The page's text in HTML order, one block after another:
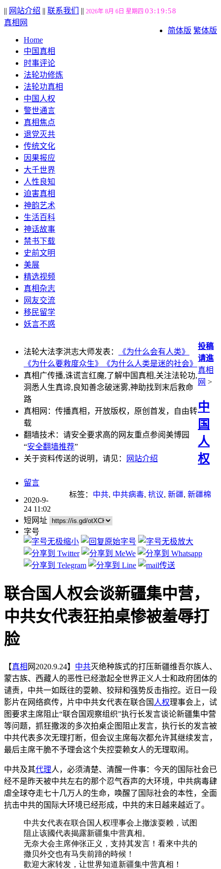
|| 网站介绍 || 联系我们 || 2026年 8月 6日 星期四 03:19:59
简体版 繁体版
真相网
Home
中国真相
时事评论
法轮功修炼
法轮功真相
中国人权
警世通言
真相焦点
退党灭共
传统文化
因果报应
大千世界
人性良知
迫害真相
神韵艺术
生活百科
神话故事
禁书下载
史前文明
美展
精选视频
真相杂志
网友交流
移民留学
妖言不惑
法轮大法李洪志大师发表：
《为什么会有人类》
《为什么要救度众生》
《为什么人类是迷的社会》
真相广传播,诛谎言红魔,了解中国真相,关注法轮功,
洞悉人生真谛,良知善念破迷雾,神助找到末后救命
路
真相网：传播真相，开放版权，原创首发，自由转
载
翻墙技术：请安全要求高的网友重点参阅美博园
“安全翻墙推荐”
关于资料传送的说明，请见：
网站介绍
投稿
请進
真相
网 >
中
国
人
权
留言
标签： 中共, 中共病毒, 抗议, 新疆, 新疆棉
2020-9-
24 11:02
短网址
字号
联合国人权会谈新疆集中营，
中共女代表狂拍桌惨被羞辱打
脸
【真相 网2020.9.24】 中共灭绝种族式的打压新疆维吾尔族人、
蒙古族、西藏人的恶性已经激起全世界正义人士和政府团体的
谴责，中共一如既往的耍赖、狡辩和强势反击指控。近日一段
影片在网络疯传，片中中共女代表在联合国 人权理事会上，试
图要求主席阻止“联合国观察组织”执行长发言谈论新疆集中营
等问题，抓狂撒泼的多次拍桌企图阻止发言，执行长的发言被
中共代表多次无理打断，但会议主席每次都允许其继续发言，
最后主席干脆不予理会这个失控耍赖女人的无理取闹。
中共及其代理人，必须清楚、清醒一件事：今天的国际社会已
经不是昨天被中共左右的那个忍气吞声的大环境，中共病毒肆
虐全球夺走七十几万人的生命，唤醒了国际社会的本性，全面
抗击中共的国际大环境已经形成，中共的末日越来越近了。
中共女代表在联合国人权理事会上撤泼耍赖，试图
阻止该國代表揭露新疆集中营真相。
无奈大会主席伸张正义，支持其发言！看來中共的
撒贝外交也有马失前蹄的時候！
歡迎大家转发，让世界知道新疆集中营真相！